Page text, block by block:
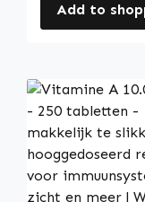
Add to